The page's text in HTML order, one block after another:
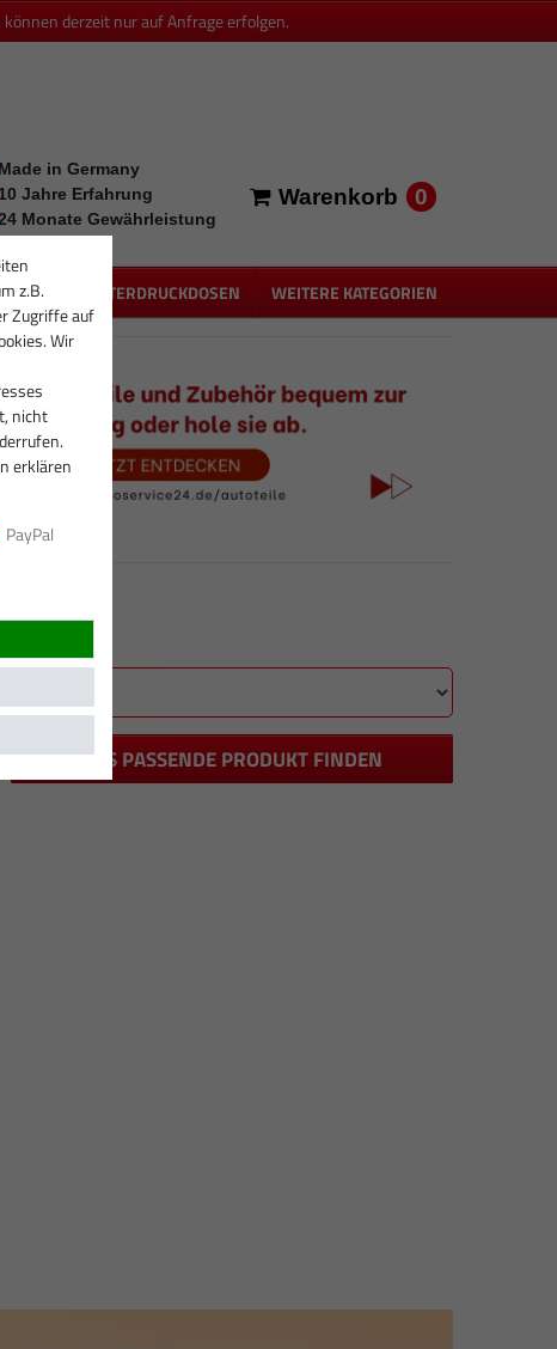
derzeit nur auf Anfrage erfolgen.
Made in Germany
10 Jahre Erfahrung
Monate Gewährleistung
Warenkorb 0
UNTERDRUCKDOSEN WEITERE KATEGORIEN
DAS PASSENDE PRODUKT FINDEN
z.B.
Zugriffe auf
Wir
nicht
erklären
PayPal